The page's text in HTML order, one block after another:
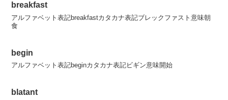
breakfast
アルファベット表記breakfastカタカナ表記ブレックファスト意味朝
食
begin
アルファベット表記beginカタカナ表記ビギン意味開始
blatant